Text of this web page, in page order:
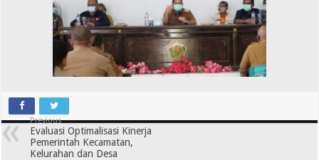
Previous
Evaluasi Optimalisasi Kinerja
Pemerintah Kecamatan,
Kelurahan dan Desa